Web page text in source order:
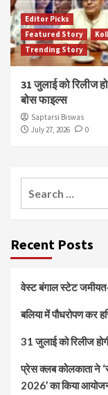
Editor Picks
Featured Story
Trending Story
31 जुलाई को रिलीज
बोस फाइल्स
Saptarsi Biswas
July 27, 2026
0
Recent Posts
वेस्ट बंगाल स्टेट
बलिया में पौधरोपण कर
31 जुलाई को रिलीज
प्रेस क्लब कोलकाता ने
2026’ का किया